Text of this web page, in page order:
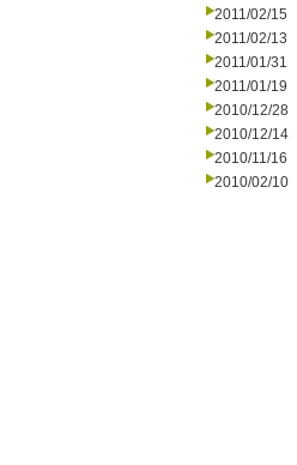
2011/02/15
2011/02/13
2011/01/31
2011/01/19
2010/12/28
2010/12/14
2010/11/16
2010/02/10